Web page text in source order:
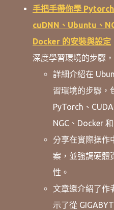
手把手帶你學
cuDNN、Ubuntu、
Docker 的安裝與設定
深度學習環境的步驟
詳細介紹在
習環境的步驟，
PyTorch、
NGC、Docker
分享在實際操作
案，並強調硬體
性。
文章還介紹了作
示了從